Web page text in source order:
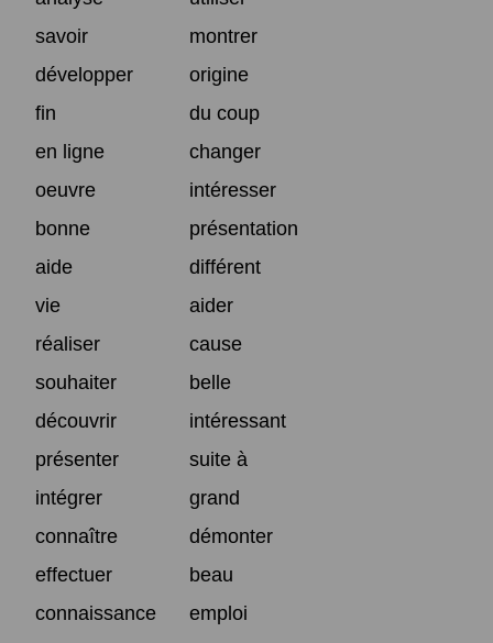
savoir
montrer
développer
origine
fin
du coup
en ligne
changer
oeuvre
intéresser
bonne
présentation
aide
différent
vie
aider
réaliser
cause
souhaiter
belle
découvrir
intéressant
présenter
suite à
intégrer
grand
connaître
démonter
effectuer
beau
connaissance
emploi